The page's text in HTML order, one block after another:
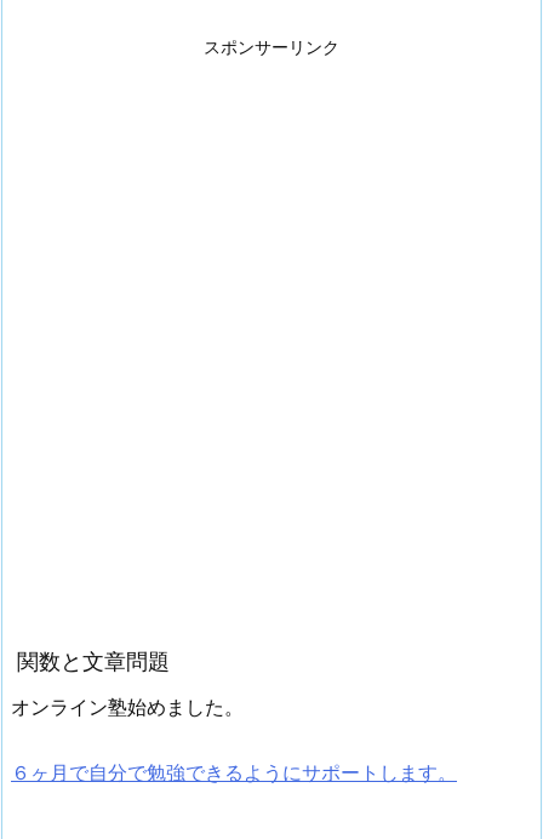
スポンサーリンク
関数と文章問題
オンライン塾始めました。
６ヶ月で自分で勉強できるようにサポートします。